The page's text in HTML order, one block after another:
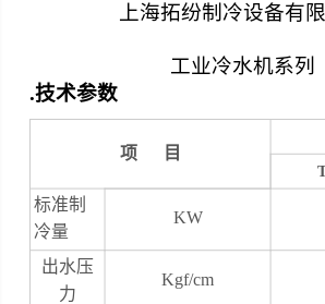
上海拓纷制冷设备有
工业冷水机系列
.技术参数
项 目
标准制
冷量
KW
出水压
力
Kgf/cm